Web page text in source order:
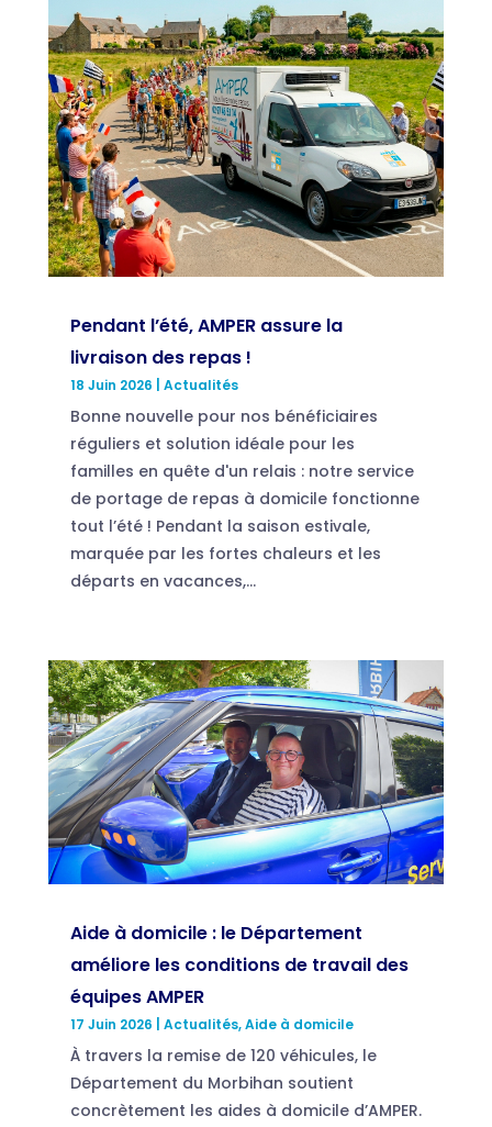
Pendant l’été, AMPER assure la
livraison des repas !
18 Juin 2026 Actualités
Bonne nouvelle pour nos bénéficiaires
réguliers et solution idéale pour les
familles en quête d'un relais : notre service
de portage de repas à domicile fonctionne
tout l’été ! Pendant la saison estivale,
marquée par les fortes chaleurs et les
départs en vacances,...
Aide à domicile : le Département
améliore les conditions de travail des
équipes AMPER
17 Juin 2026 Actualités,Aide à domicile
À travers la remise de 120 véhicules, le
Département du Morbihan soutient
concrètement les aides à domicile d’AMPER.